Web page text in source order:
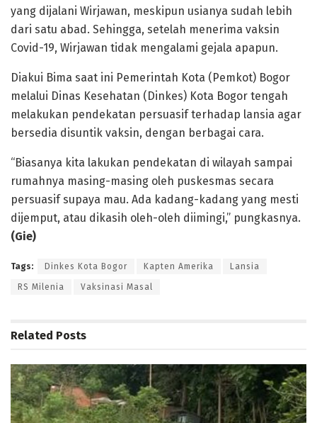
yang dijalani Wirjawan, meskipun usianya sudah lebih
dari satu abad. Sehingga, setelah menerima vaksin
Covid-19, Wirjawan tidak mengalami gejala apapun.
Diakui Bima saat ini Pemerintah Kota (Pemkot) Bogor
melalui Dinas Kesehatan (Dinkes) Kota Bogor tengah
melakukan pendekatan persuasif terhadap lansia agar
bersedia disuntik vaksin, dengan berbagai cara.
“Biasanya kita lakukan pendekatan di wilayah sampai
rumahnya masing-masing oleh puskesmas secara
persuasif supaya mau. Ada kadang-kadang yang mesti
dijemput, atau dikasih oleh-oleh diimingi,” pungkasnya.
(Gie)
Tags: Dinkes Kota Bogor Kapten Amerika Lansia
RS Milenia Vaksinasi Masal
Related Posts